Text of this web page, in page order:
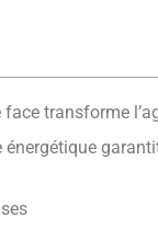
face transforme
énergétique